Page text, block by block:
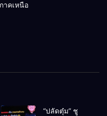
าคเหนือ
“ปลัดตุ๋ม” ชู